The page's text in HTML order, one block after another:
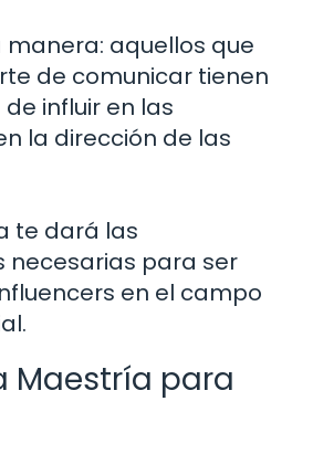
manera: aquellos que
de comunicar tienen
influir en las
la dirección de las
te dará las
necesarias para ser
en el campo
Maestría para